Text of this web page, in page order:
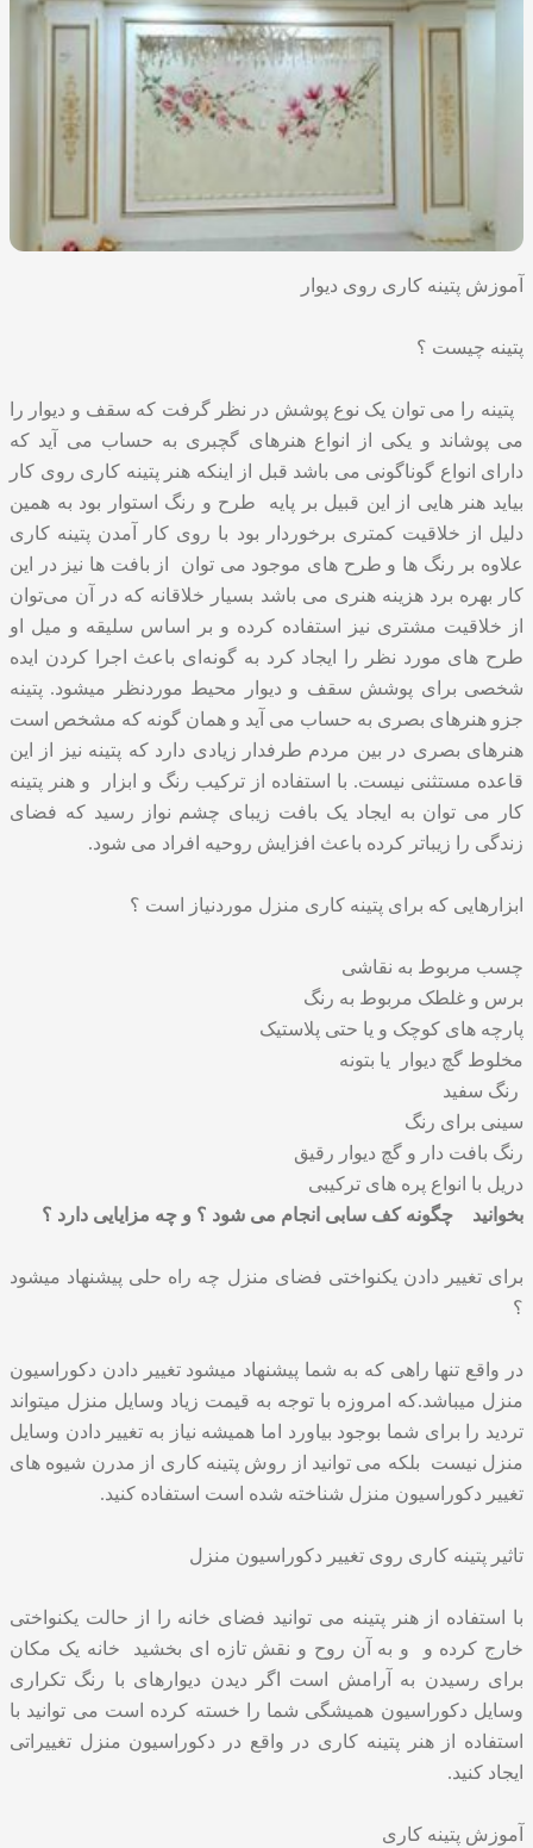
آموزش پتینه کاری روی دیوار
پتینه چیست ؟
پتینه را می توان یک نوع پوشش در نظر گرفت که سقف و دیوار را
می پوشاند و یکی از انواع هنرهای گچبری به حساب می آید که
دارای انواع گوناگونی می باشد قبل از اینکه هنر پتینه کاری روی کار
بیاید هنر هایی از این قبیل بر پایه طرح و رنگ استوار بود به همین
دلیل از خلاقیت کمتری برخوردار بود با روی کار آمدن پتینه کاری
علاوه بر رنگ ها و طرح های موجود می توان از بافت ها نیز در این
کار بهره برد هزینه هنری می باشد بسیار خلاقانه که در آن می‌توان
از خلاقیت مشتری نیز استفاده کرده و بر اساس سلیقه و میل او
طرح های مورد نظر را ایجاد کرد به گونه‌ای باعث اجرا کردن ایده
شخصی برای پوشش سقف و دیوار محیط موردنظر میشود. پتینه
جزو هنرهای بصری به حساب می آید و همان گونه که مشخص است
هنرهای بصری در بین مردم طرفدار زیادی دارد که پتینه نیز از این
قاعده مستثنی نیست. با استفاده از ترکیب رنگ و ابزار و هنر پتینه
کار می توان به ایجاد یک بافت زیبای چشم نواز رسید که فضای
زندگی را زیباتر کرده باعث افزایش روحیه افراد می شود.
ابزارهایی که برای پتینه کاری منزل موردنیاز است ؟
چسب مربوط به نقاشی
برس و غلطک مربوط به رنگ
پارچه های کوچک و یا حتی پلاستیک
مخلوط گچ دیوار یا بتونه
رنگ سفید
سینی برای رنگ
رنگ بافت دار و گچ دیوار رقیق
دریل با انواع پره های ترکیبی
بخوانید چگونه کف سابی انجام می شود ؟ و چه مزایایی دارد ؟
برای تغییر دادن یکنواختی فضای منزل چه راه حلی پیشنهاد میشود
؟
در واقع تنها راهی که به شما پیشنهاد میشود تغییر دادن دکوراسیون
منزل میباشد.که امروزه با توجه به قیمت زیاد وسایل منزل میتواند
تردید را برای شما بوجود بیاورد اما همیشه نیاز به تغییر دادن وسایل
منزل نیست بلکه می توانید از روش پتینه کاری از مدرن شیوه های
تغییر دکوراسیون منزل شناخته شده است استفاده کنید.
تاثیر پتینه کاری روی تغییر دکوراسیون منزل
با استفاده از هنر پتینه می توانید فضای خانه را از حالت یکنواختی
خارج کرده و و به آن روح و نقش تازه ای بخشید خانه یک مکان
برای رسیدن به آرامش است اگر دیدن دیوارهای با رنگ تکراری
وسایل دکوراسیون همیشگی شما را خسته کرده است می توانید با
استفاده از هنر پتینه کاری در واقع در دکوراسیون منزل تغییراتی
ایجاد کنید.
آموزش پتینه کاری